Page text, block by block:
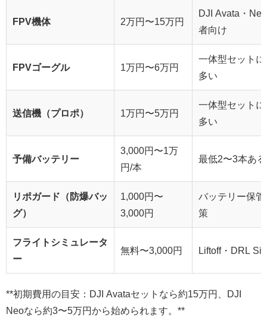
FPV機体 2万円〜15万円
DJI Avata・
者向け
FPVゴーグル 1万円〜6万円
一体型セット
多い
送信機（プロポ） 1万円〜5万円
一体型セット
多い
予備バッテリー
3,000円〜1万
円/本
最低2〜3本あ
リポガード（防爆バッ
グ）
1,000円〜
3,000円
バッテリー保
策
フライトシミュレータ
ー
無料〜3,000円 Liftoff・DRL
**初期費用の目安：DJI Avataセットなら約15万円、DJI
Neoなら約3〜5万円から始められます。**